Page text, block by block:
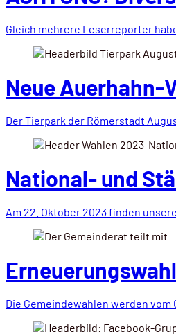
Gleich mehrere Leserreporter
Neue Auerhahn-
Der Tierpark der Römerstadt
National- und
Am 22. Oktober 2023 finden
Die Gemeindewahlen werden